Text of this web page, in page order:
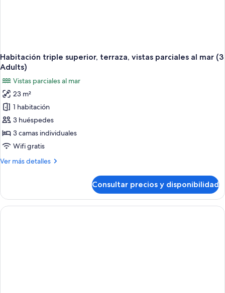
Habitación triple superior, terraza, vistas parciales al mar (3
Adults)
Vistas parciales al mar
23 m²
1 habitación
3 huéspedes
3 camas individuales
Wifi gratis
Ver más detalles
Más
triple
superior,
terraza,
Consultar precios y disponibilidad